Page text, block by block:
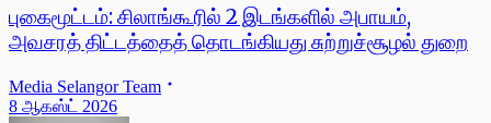
புகைமூட்டம்: சிலாங்கூரில் 2 இடங்களில் அபாயம்,
அவசரத் திட்டத்தைத் தொடங்கியது சுற்றுச்சூழல் துறை
Media Selangor Team
8 ஆகஸ்ட் 2026